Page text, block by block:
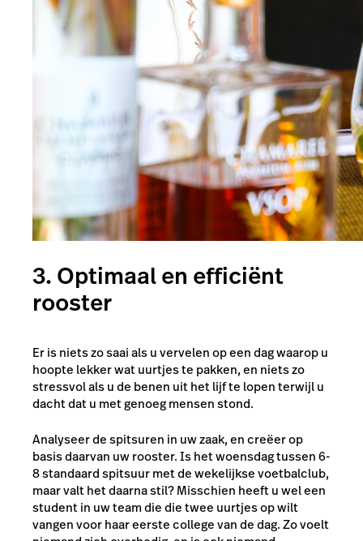
3. Optimaal en efficiënt
rooster
Er is niets zo saai als u vervelen op een dag waarop u
hoopte lekker wat uurtjes te pakken, en niets zo
stressvol als u de benen uit het lijf te lopen terwijl u
dacht dat u met genoeg mensen stond.
Analyseer de spitsuren in uw zaak, en creëer op
basis daarvan uw rooster. Is het woensdag tussen 6-
8 standaard spitsuur met de wekelijkse voetbalclub,
maar valt het daarna stil? Misschien heeft u wel een
student in uw team die die twee uurtjes op wilt
vangen voor haar eerste college van de dag. Zo voelt